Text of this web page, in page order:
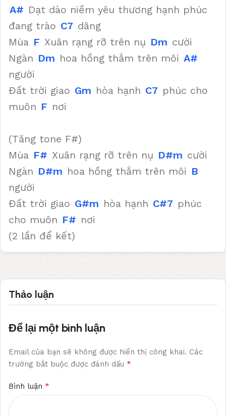
A# Dạt dào niềm yêu thương hạnh phúc
đang trào C7 dâng
Mùa F Xuân rạng rỡ trên nụ Dm cười
Ngàn Dm hoa hồng thắm trên môi A#
người
Đất trời giao Gm hòa hạnh C7 phúc cho
muôn F nơi
(Tăng tone F#)
Mùa F# Xuân rạng rỡ trên nụ D#m cười
Ngàn D#m hoa hồng thắm trên môi B
người
Đất trời giao G#m hòa hạnh C#7 phúc
cho muôn F# nơi
(2 lần để kết)
Thảo luận
Để lại một bình luận
Email của bạn sẽ không được hiển thị công khai. Các
trường bắt buộc được đánh dấu *
Bình luận *